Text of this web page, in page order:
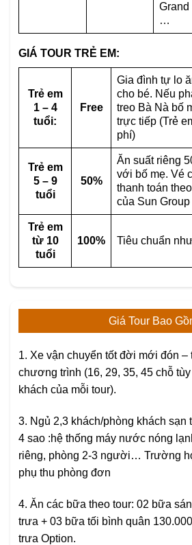
Grand
…
GIÁ TOUR TRẺ EM:
Trẻ em
1 – 4
tuổi:
Free
Gia đình tự lo
cho bé. Nếu
treo Bà Nà bố
trực tiếp (Trẻ
phí)
Trẻ em
5 – 9
tuổi
50%
Ăn suất riêng
với bố mẹ. Vé
thanh toán
của Sun Group
Trẻ em
từ 10
tuổi
100% Tiêu chuẩn
Giá Tour Bao
1. Xe vận chuyển tốt đời mới đón –
chương trình (16, 29, 35, 45 chỗ
khách của mỗi tour).
3. Ngủ 2,3 khách/phòng khách sạn
4 sao :hệ thống máy nước nóng
riêng, phòng 2-3 người… Trường
phụ thu phòng đơn
4. Ăn các bữa theo tour: 02 bữa
trưa + 03 bữa tối bình quân
trưa Option.